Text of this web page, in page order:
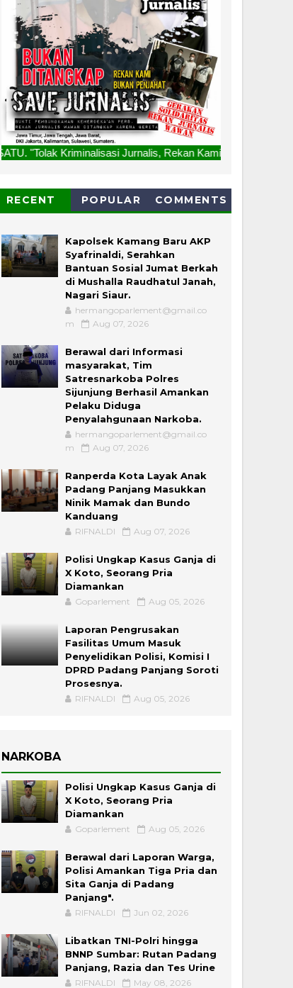
Jurnalis, Rekan Kami Bukan Penjahat, Bukan
RECENT POPULAR COMMENTS
Kapolsek Kamang Baru AKP
Syafrinaldi, Serahkan
Bantuan Sosial Jumat Berkah
di Mushalla Raudhatul Janah,
Nagari Siaur.
hermangoparlement@gmail.co
m
Aug 07, 2026
Berawal dari Informasi
masyarakat, Tim
Satresnarkoba Polres
Sijunjung Berhasil Amankan
Pelaku Diduga
Penyalahgunaan Narkoba.
hermangoparlement@gmail.co
m
Aug 07, 2026
Ranperda Kota Layak Anak
Padang Panjang Masukkan
Ninik Mamak dan Bundo
Kanduang
RIFNALDI Aug 07, 2026
Polisi Ungkap Kasus Ganja di
X Koto, Seorang Pria
Diamankan
Goparlement Aug 05, 2026
Laporan Pengrusakan
Fasilitas Umum Masuk
Penyelidikan Polisi, Komisi I
DPRD Padang Panjang Soroti
Prosesnya.
RIFNALDI Aug 05, 2026
NARKOBA
Polisi Ungkap Kasus Ganja di
X Koto, Seorang Pria
Diamankan
Goparlement Aug 05, 2026
Berawal dari Laporan Warga,
Polisi Amankan Tiga Pria dan
Sita Ganja di Padang
Panjang".
RIFNALDI Jun 02, 2026
Libatkan TNI-Polri hingga
BNNP Sumbar: Rutan Padang
Panjang, Razia dan Tes Urine
RIFNALDI May 08, 2026